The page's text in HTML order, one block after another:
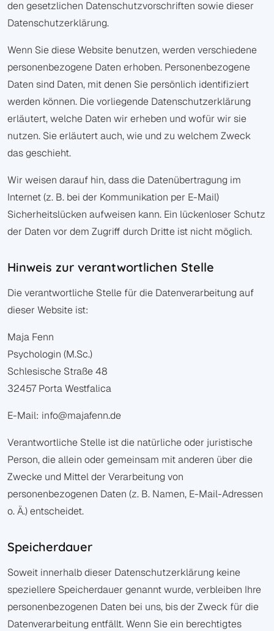
den gesetzlichen Datenschutzvorschriften sowie dieser
Datenschutzerklärung.
Wenn Sie diese Website benutzen, werden verschiedene
personenbezogene Daten erhoben. Personenbezogene
Daten sind Daten, mit denen Sie persönlich identifiziert
werden können. Die vorliegende Datenschutzerklärung
erläutert, welche Daten wir erheben und wofür wir sie
nutzen. Sie erläutert auch, wie und zu welchem Zweck
das geschieht.
Wir weisen darauf hin, dass die Datenübertragung im
Internet (z. B. bei der Kommunikation per E-Mail)
Sicherheitslücken aufweisen kann. Ein lückenloser Schutz
der Daten vor dem Zugriff durch Dritte ist nicht möglich.
Hinweis zur verantwortlichen Stelle
Die verantwortliche Stelle für die Datenverarbeitung auf
dieser Website ist:
Maja Fenn
Psychologin (M.Sc.)
Schlesische Straße 48
32457 Porta Westfalica
E-Mail: info@majafenn.de
Verantwortliche Stelle ist die natürliche oder juristische
Person, die allein oder gemeinsam mit anderen über die
Zwecke und Mittel der Verarbeitung von
personenbezogenen Daten (z. B. Namen, E-Mail-Adressen
o. Ä.) entscheidet.
Speicherdauer
Soweit innerhalb dieser Datenschutzerklärung keine
speziellere Speicherdauer genannt wurde, verbleiben Ihre
personenbezogenen Daten bei uns, bis der Zweck für die
Datenverarbeitung entfällt. Wenn Sie ein berechtigtes